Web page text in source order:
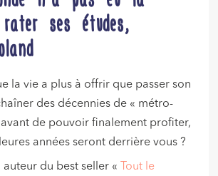
ses études,
la vie a plus à offrir que passer son
des décennies de « métro-
de pouvoir finalement profiter,
années seront derrière vous ?
du best seller «
Tout le